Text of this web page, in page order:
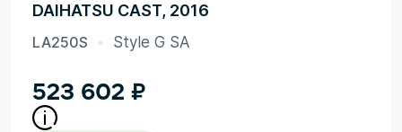
DAIHATSU CAST, 2016
LA250S Style G SA
523 602 ₽